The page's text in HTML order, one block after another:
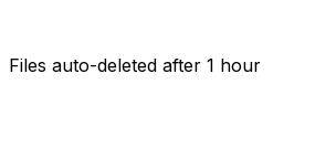
Files auto-deleted after 1 hour